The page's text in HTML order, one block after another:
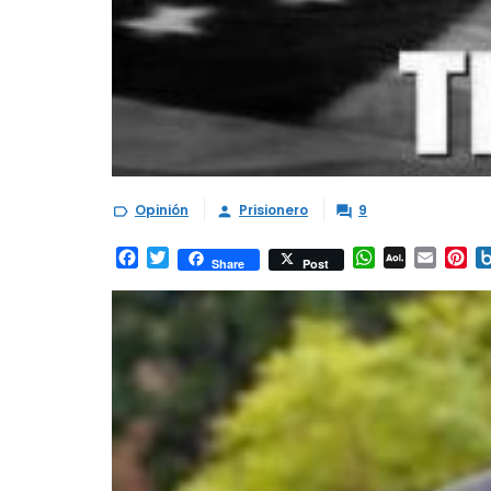
 Opinión  Prisionero  9
Facebook
TwitterShare Post WhatsApp
AOL Email